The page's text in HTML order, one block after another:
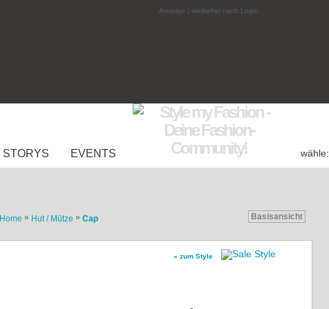
Anzeige | werbefrei nach Login
STORYS EVENTS wähle:
Home » Hut / Mütze » Cap Basisansicht
« zum Style